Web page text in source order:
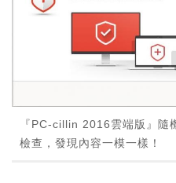
『PC-cillin 2016雲端版』隨
檢查，發現內容一模一樣！